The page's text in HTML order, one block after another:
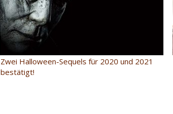
Zwei Halloween-Sequels für 2020 und 2021
bestätigt!